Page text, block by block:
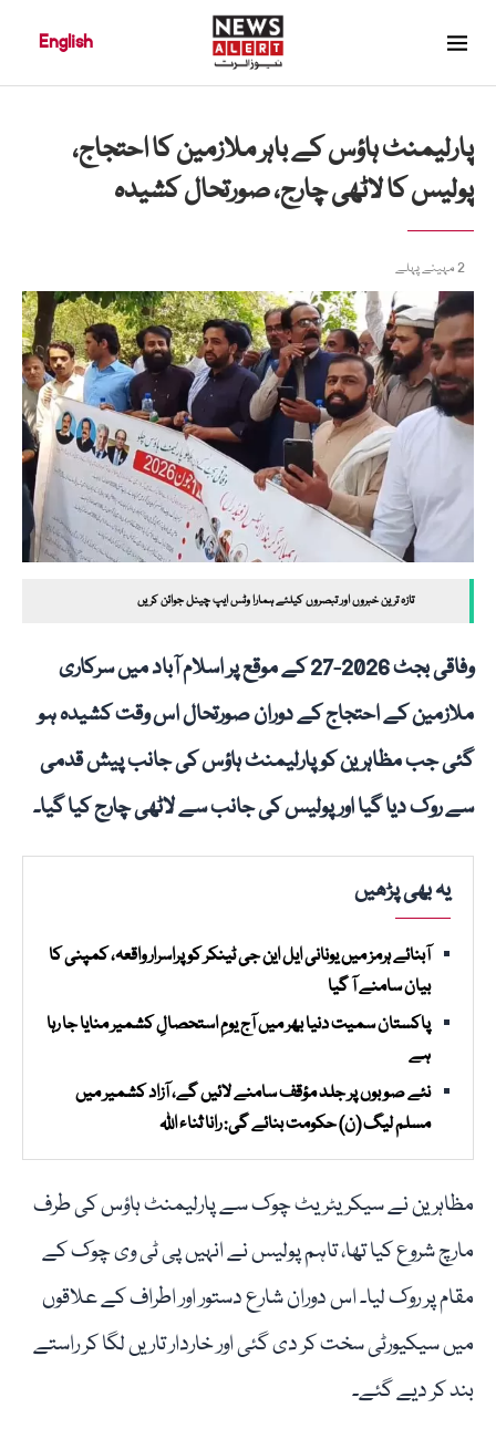
English
پارلیمنٹ ہاؤس کے باہر ملازمین کا احتجاج،
پولیس کا لاٹھی چارج، صورتحال کشیدہ
2 مہینے پہلے
تازہ ترین خبروں اور تبصروں کیلئے ہمارا وٹس ایپ چینل جوائن کریں
وفاقی بجٹ 2026-27 کے موقع پر اسلام آباد میں سرکاری
ملازمین کے احتجاج کے دوران صورتحال اس وقت کشیدہ ہو
گئی جب مظاہرین کو پارلیمنٹ ہاؤس کی جانب پیش قدمی
سے روک دیا گیا اور پولیس کی جانب سے لاٹھی چارج کیا گیا۔
یہ بھی پڑھیں
آبنائے ہرمز میں یونانی ایل این جی ٹینکر کو پراسرار واقعہ، کمپنی کا
بیان سامنے آ گیا
پاکستان سمیت دنیا بھر میں آج یومِ استحصالِ کشمیر منایا جا رہا
ہے
نئے صوبوں پر جلد مؤقف سامنے لائیں گے، آزاد کشمیر میں
مسلم لیگ (ن) حکومت بنائے گی: رانا ثناء اللہ
مظاہرین نے سیکریٹریٹ چوک سے پارلیمنٹ ہاؤس کی طرف
مارچ شروع کیا تھا، تاہم پولیس نے انہیں پی ٹی وی چوک کے
مقام پر روک لیا۔ اس دوران شارع دستور اور اطراف کے علاقوں
میں سیکیورٹی سخت کر دی گئی اور خاردار تاریں لگا کر راستے
بند کر دیے گئے۔